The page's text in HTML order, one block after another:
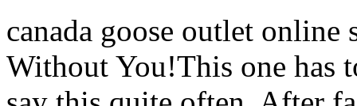
canada goose outlet
Without You!This one has